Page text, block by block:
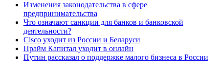
Изменения законодательства в сфере
предпринимательства
Что означают санкции для банков и банковской
деятельности?
Cisco уходит из России и Беларуси
Прайм Капитал уходит в онлайн
Путин рассказал о поддержке малого бизнеса в России